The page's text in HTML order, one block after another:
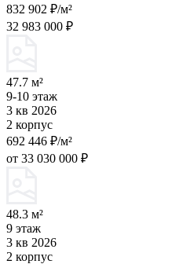
832 902 ₽/м²
32 983 000 ₽
47.7 м²
9-10 этаж
3 кв 2026
2 корпус
692 446 ₽/м²
от 33 030 000 ₽
48.3 м²
9 этаж
3 кв 2026
2 корпус